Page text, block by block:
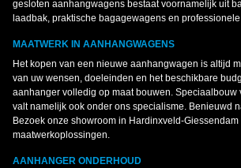
gesloten aanhangwagens bestaat voornamelijk uit
laadbak, praktische bagagewagens en
MAATWERK IN AANHANGWAGENS
Het kopen van een nieuwe aanhangwagen is altijd
van uw wensen, doeleinden en het beschikbare
aanhanger volledig op maat bouwen. Speciaalbouw
valt namelijk ook onder ons specialisme. Benieuwd
Bezoek onze showroom in Hardinxveld-
maatwerkoplossingen.
AANHANGER ONDERHOUD